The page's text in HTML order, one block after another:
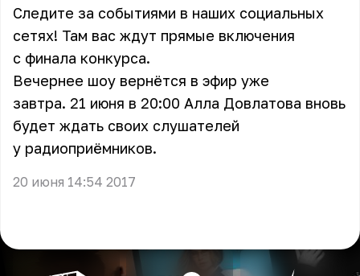
Следите за событиями в наших социальных
сетях! Там вас ждут прямые включения
с финала конкурса.
Вечернее шоу вернётся в эфир уже
завтра. 21 июня в 20:00 Алла Довлатова вновь
будет ждать своих слушателей
у радиоприёмников.
20 июня 14:54 2017